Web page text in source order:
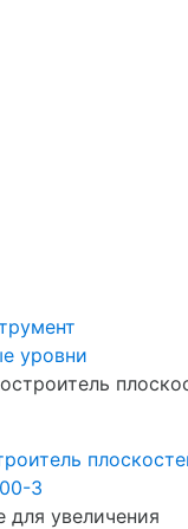
уровни
увеличения